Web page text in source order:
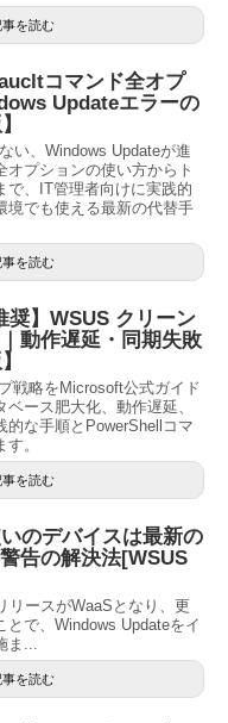
事を読む
コマンド全オプ
Updateエラーの
い、Windows Updateが進
オプションの使い方からト
で、IT管理者向けに実践的
境でも使える最新の代替手
事を読む
奨】WSUS クリーン
動作遅延・同期失敗
戦略をMicrosoft公式ガイド
ース肥大化、動作遅延、
的な手順とPowerShellコマ
。
事を読む
のデバイスは最新の
告の解決法[WSUS
リースがWaaSとなり、更
とで、Windows Updateをイ
ま...
事を読む